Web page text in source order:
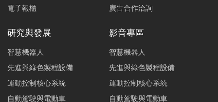
電子報櫃
廣告合作洽詢
研究與發展
智慧機器人
先進與綠色製程設備
運動控制核心系統
自動駕駛與電動車
影音專區
智慧機器人
先進與綠色製程設備
運動控制核心系統
自動駕駛與電動車